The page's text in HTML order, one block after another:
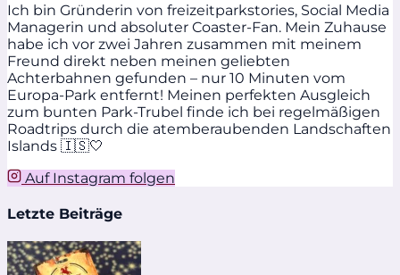
Ich bin Gründerin von freizeitparkstories, Social Media
Managerin und absoluter Coaster-Fan. Mein Zuhause
habe ich vor zwei Jahren zusammen mit meinem
Freund direkt neben meinen geliebten
Achterbahnen gefunden – nur 10 Minuten vom
Europa-Park entfernt! Meinen perfekten Ausgleich
zum bunten Park-Trubel finde ich bei regelmäßigen
Roadtrips durch die atemberaubenden Landschaften
Islands 🇮🇸🤍
Auf Instagram folgen
Letzte Beiträge